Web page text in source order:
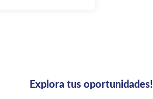
Explora tus oportunidades!